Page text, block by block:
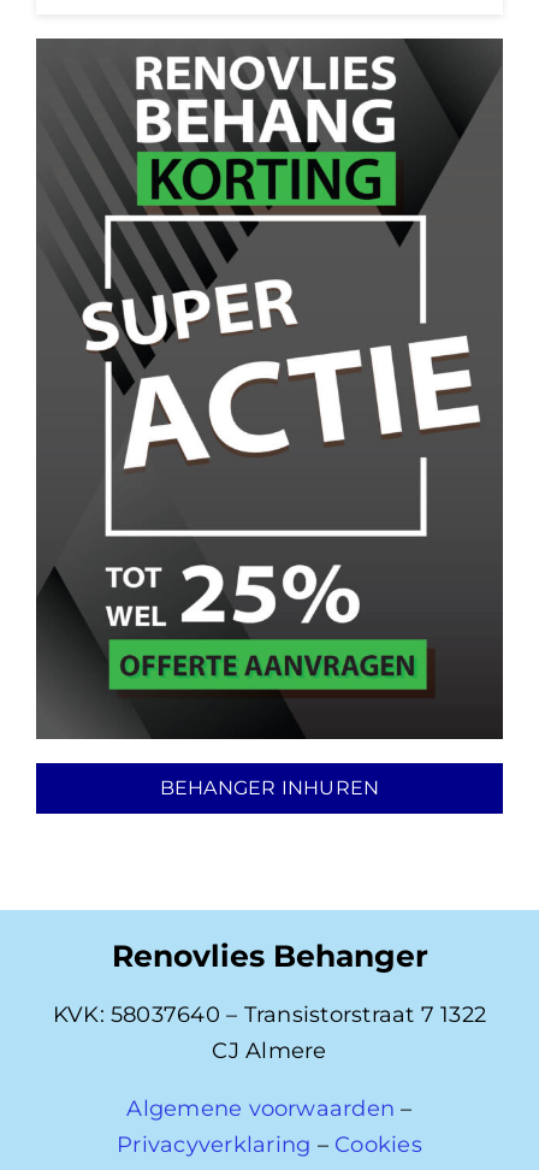
BEHANGER INHUREN
Renovlies Behanger
KVK: 58037640 – Transistorstraat 7 1322
CJ Almere
Algemene voorwaarden –
Privacyverklaring – Cookies